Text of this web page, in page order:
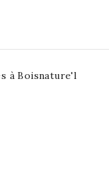
à Boisnature'l